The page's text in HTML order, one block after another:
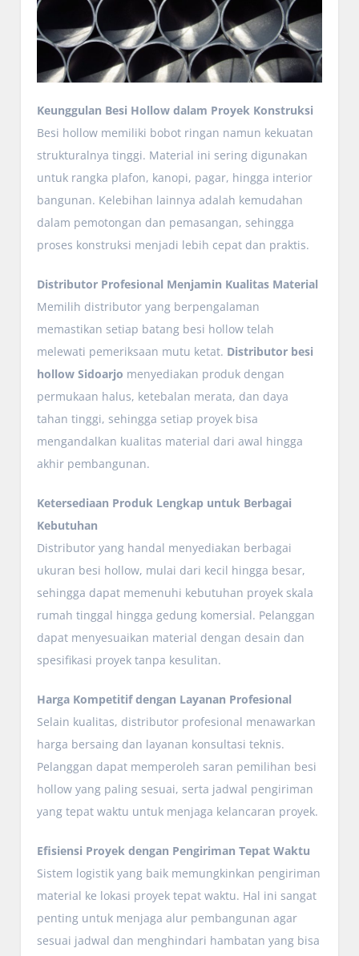
Keunggulan Besi Hollow dalam Proyek Konstruksi
Besi hollow memiliki bobot ringan namun kekuatan
strukturalnya tinggi. Material ini sering digunakan
untuk rangka plafon, kanopi, pagar, hingga interior
bangunan. Kelebihan lainnya adalah kemudahan
dalam pemotongan dan pemasangan, sehingga
proses konstruksi menjadi lebih cepat dan praktis.
Distributor Profesional Menjamin Kualitas Material
Memilih distributor yang berpengalaman
memastikan setiap batang besi hollow telah
melewati pemeriksaan mutu ketat. Distributor besi
hollow Sidoarjo menyediakan produk dengan
permukaan halus, ketebalan merata, dan daya
tahan tinggi, sehingga setiap proyek bisa
mengandalkan kualitas material dari awal hingga
akhir pembangunan.
Ketersediaan Produk Lengkap untuk Berbagai
Kebutuhan
Distributor yang handal menyediakan berbagai
ukuran besi hollow, mulai dari kecil hingga besar,
sehingga dapat memenuhi kebutuhan proyek skala
rumah tinggal hingga gedung komersial. Pelanggan
dapat menyesuaikan material dengan desain dan
spesifikasi proyek tanpa kesulitan.
Harga Kompetitif dengan Layanan Profesional
Selain kualitas, distributor profesional menawarkan
harga bersaing dan layanan konsultasi teknis.
Pelanggan dapat memperoleh saran pemilihan besi
hollow yang paling sesuai, serta jadwal pengiriman
yang tepat waktu untuk menjaga kelancaran proyek.
Efisiensi Proyek dengan Pengiriman Tepat Waktu
Sistem logistik yang baik memungkinkan pengiriman
material ke lokasi proyek tepat waktu. Hal ini sangat
penting untuk menjaga alur pembangunan agar
sesuai jadwal dan menghindari hambatan yang bisa